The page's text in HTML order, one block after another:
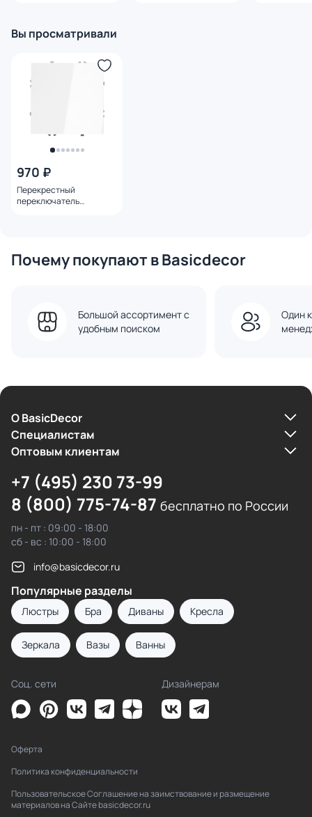
Вы просматривали
970 ₽
Перекрестный
переключатель
Почему покупают в Basicdecor
Большой ассортимент с
удобным поиском
Один
О BasicDecor
Cпециалистам
Оптовым клиентам
+7 (495) 230 73-99
8 (800) 775-74-87 бесплатно по России
пн - пт : 09:00 - 18:00
сб - вс : 10:00 - 18:00
info@basicdecor.ru
Популярные разделы
Люстры Бра Диваны Кресла
Зеркала Вазы Ванны
Соц. сети Дизайнерам
Оферта
Политика конфиденциальности
Пользовательское Соглашение на заимствование и размещение
материалов на Сайте basicdecor.ru